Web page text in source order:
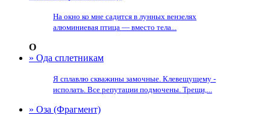
На окно ко мне садится в лунных вензелях
алюминиевая птица — вместо тела...
О
» Ода сплетникам
Я сплавлю скважины замочные. Клевещущему -
исполать. Все репутации подмочены. Трещи,...
» Оза (Фрагмент)